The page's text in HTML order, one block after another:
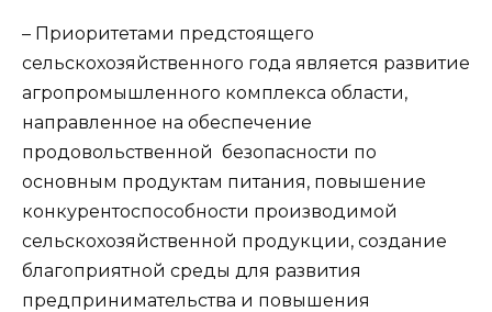
– Приоритетами предстоящего
сельскохозяйственного года является развитие
агропромышленного комплекса области,
направленное на обеспечение
продовольственной безопасности по
основным продуктам питания, повышение
конкурентоспособности производимой
сельскохозяйственной продукции, создание
благоприятной среды для развития
предпринимательства и повышения